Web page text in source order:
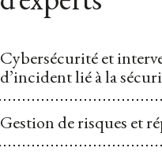
Cybersécurité et
d’incident lié à la
Gestion de risques et